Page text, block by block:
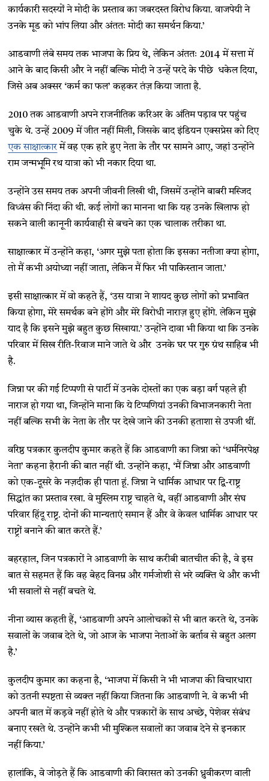
कार्यकारी सदस्यों ने मोदी के प्रस्ताव का जबरदस्त विरोध किया. वाजपेयी ने
उनके मूड को भांप लिया और अंततः मोदी का समर्थन किया.’
आडवाणी लंबे समय तक भाजपा के प्रिय थे, लेकिन अंततः 2014 में सत्ता में
आने के बाद किसी और ने नहीं बल्कि मोदी ने उन्हें परदे के पीछे धकेल दिया,
जिसे अब अक्सर ‘कर्म का फल’ कहकर तंज़ किया जाता है.
2010 तक आडवाणी अपने राजनीतिक करिअर के अंतिम पड़ाव पर पहुंच
चुके थे. उन्हें 2009 में जीत नहीं मिली, जिसके बाद इंडियन एक्सप्रेस को दिए
एक साक्षात्कारमें वह एक हारे हुए नेता के तौर पर सामने आए, जहां उन्होंने
राम जन्मभूमि रथ यात्रा को भी नकार दिया था.
उन्होंने उस समय तक अपनी जीवनी लिखी थी, जिसमें उन्होंने बाबरी मस्जिद
विध्वंस की निंदा की थी. कई लोगों का मानना था कि यह उनके खिलाफ हो
सकने वाली कानूनी कार्यवाही से बचने का एक चालाक तरीका था.
साक्षात्कार में उन्होंने कहा, ‘अगर मुझे पता होता कि इसका नतीजा क्या होगा,
तो मैं कभी अयोध्या नहीं जाता, लेकिन मैं फिर भी पाकिस्तान जाता.’
इसी साक्षात्कार में वो कहते हैं, ‘उस यात्रा ने शायद कुछ लोगों को प्रभावित
किया होगा, मेरे समर्थक बने होंगे और मेरे विरोधी नाराज़ हुए होंगे. लेकिन मुझे
याद है कि इसने मुझे बहुत कुछ सिखाया.’ उन्होंने दावा भी किया था कि उनके
परिवार में सिख रीति-रिवाज माने जाते थे और उनके घर पर गुरु ग्रंथ साहिब भी
है.
जिन्ना पर की गई टिप्पणी से पार्टी में उनके दोस्तों का एक बड़ा वर्ग पहले ही
नाराज हो गया था, जिन्होंने माना कि ये टिप्पणियां उनकी विभाजनकारी नेता
नहीं बल्कि सभी के नेता के तौर पर देखे जाने की उनकी हताशा से उपजी थीं.
वरिष्ठ पत्रकार कुलदीप कुमार कहते हैं कि आडवाणी का जिन्ना को ‘धर्मनिरपेक्ष
नेता’ कहना हैरानी की बात नहीं थी. उन्होंने कहा, ‘मैं जिन्ना और आडवाणी
को एक-दूसरे के नज़दीक ही पाता हूं. जिन्ना ने धार्मिक आधार पर द्वि-राष्ट्र
सिद्धांत का प्रस्ताव रखा. वे मुस्लिम राष्ट्र चाहते थे, वहीं आडवाणी और संघ
परिवार हिंदू राष्ट्र. दोनों की मान्यताएं समान हैं और वे केवल धार्मिक आधार पर
राष्ट्रों बनाने की बात करते हैं.’
बहरहाल, जिन पत्रकारों ने आडवाणी के साथ करीबी बातचीत की है, वे इस
बात से सहमत हैं कि वह बेहद विनम्र और गर्मजोशी से भरे व्यक्ति थे और कभी
भी सवालों से नहीं बचते थे.
नीना व्यास कहती हैं, ‘आडवाणी अपने आलोचकों से भी बात करते थे, उनके
सवालों के जवाब देते थे, जो आज के भाजपा नेताओं के बर्ताव से बहुत अलग
है.’
कुलदीप कुमार का कहना है, ‘भाजपा में किसी ने भी भाजपा की विचारधारा
को उतनी स्पष्टता से व्यक्त नहीं किया जितना कि आडवाणी ने. वे कभी भी
अपनी बात में कड़वे नहीं होते थे और पत्रकारों के साथ अच्छे, पेशेवर संबंध
बनाए रखते थे. उन्होंने कभी भी मुश्किल सवालों का जवाब देने से इनकार
नहीं किया.’
हालांकि, वे जोड़ते हैं कि आडवाणी की विरासत को उनकी ध्रुवीकरण वाली